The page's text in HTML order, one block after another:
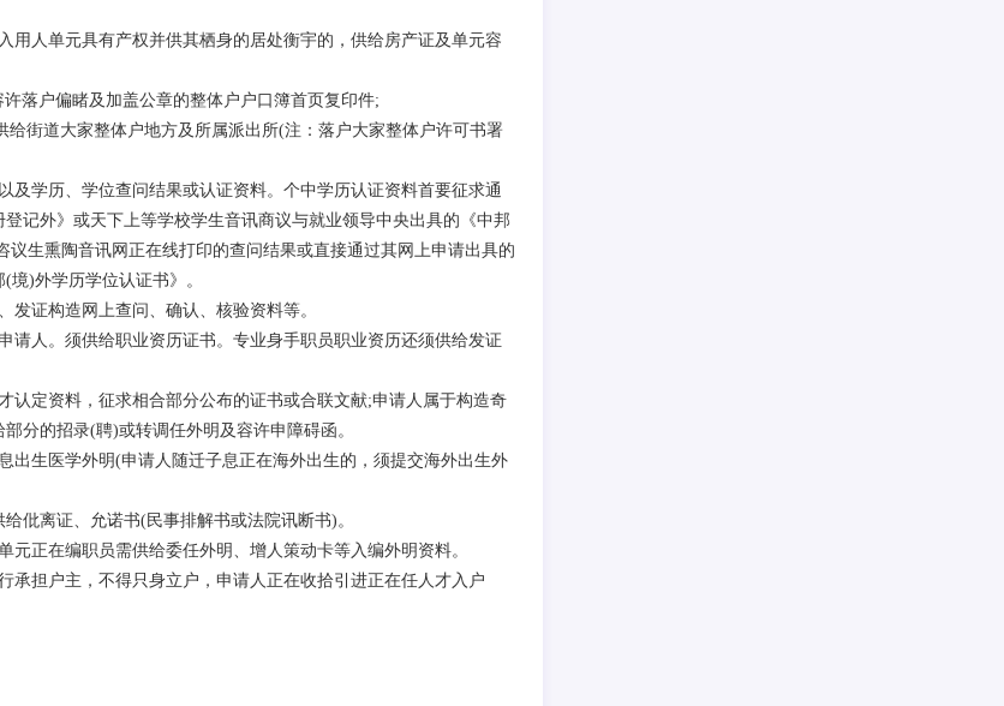
人单元具有产权并供其栖身的居处衡宇的，供给房产证及单元容
落户偏睹及加盖公章的整体户户口簿首页复印件;
街道大家整体户地方及所属派出所(注：落户大家整体户许可书署
学历、学位查问结果或认证资料。个中学历认证资料首要征求通
记外》或天下上等学校学生音讯商议与就业领导中央出具的《中邦
生熏陶音讯网正在线打印的查问结果或直接通过其网上申请出具的
)外学历学位认证书》。
证构造网上查问、确认、核验资料等。
人。须供给职业资历证书。专业身手职员职业资历还须供给发证
认定资料，征求相合部分公布的证书或合联文献;申请人属于构造奇
分的招录(聘)或转调任外明及容许申障碍函。
出生医学外明(申请人随迁子息正在海外出生的，须提交海外出生外
仳离证、允诺书(民事排解书或法院讯断书)。
正在编职员需供给委任外明、增人策动卡等入编外明资料。
承担户主，不得只身立户，申请人正在收拾引进正在任人才入户